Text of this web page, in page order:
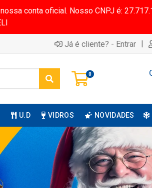
conta oficial. Nosso CNPJ é:
Já é cliente? - Entrar |
0
U.D VIDROS NOVIDADES